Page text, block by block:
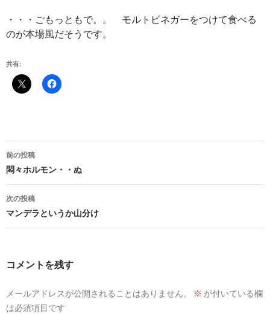
・・・ごもっともで。。 モルトビネガーをつけて食べる
のが本場風だそうです。
共有:
投
稿
ナ
ビ
ゲ
ョ
前の投稿
悶々ホルモン・・ぬ
次の投稿
マンデラというか山分け
コメントを残す
メールアドレスが公開されることはありません。 ※ が付いている欄
は必須項目です